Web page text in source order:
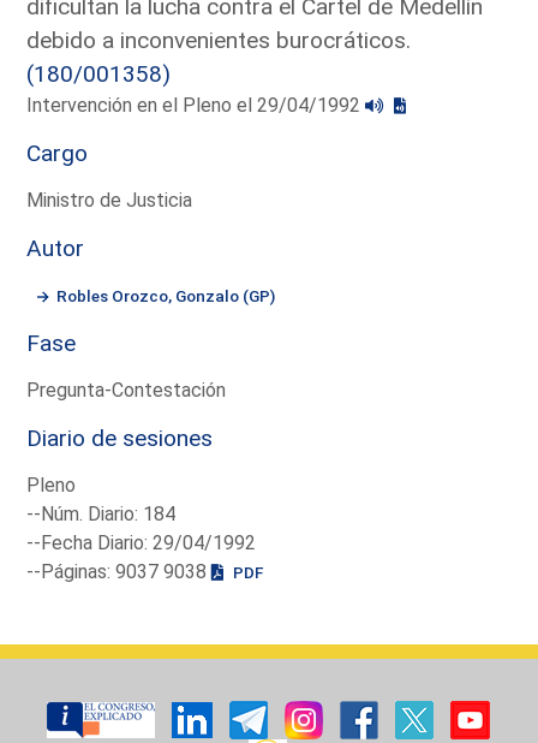
dificultan la lucha contra el Cartel de Medellín
debido a inconvenientes burocráticos.
(180/001358)
Intervención en el Pleno el 29/04/1992
Cargo
Ministro de Justicia
Autor
Robles Orozco, Gonzalo (GP)
Fase
Pregunta-Contestación
Diario de sesiones
Pleno
--Núm. Diario: 184
--Fecha Diario: 29/04/1992
--Páginas: 9037 9038
PDF